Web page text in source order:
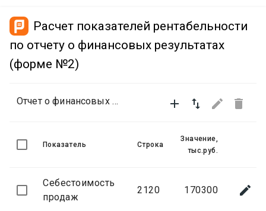
Расчет показателей рентабельности
по отчету о финансовых результатах
(форме №2)
   
Отчет о финансовых результатах (форма №2)
Показатель Строка
Значение,
тыс.руб.
Себестоимость
продаж
2120 170300 